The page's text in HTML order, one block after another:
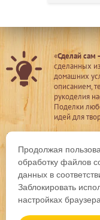
«Сделай сам
сделанных
домашних
описанием,
рукоделия
Поделки
идей для
Добавить свою самоделку
Последние комментарии
Видеоблогеру
Написать нам
Политика
Мы в соц. сетях
Продолжая
обработку файлов
данных в
Заблокировать
настройках браузера.